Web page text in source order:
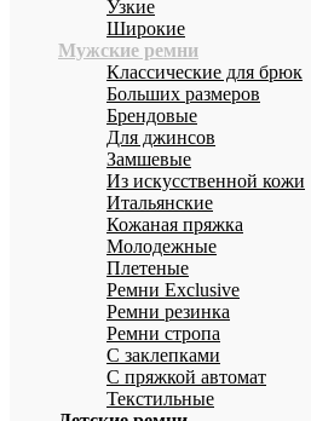
Узкие
Широкие
Мужские ремни
Классические для брюк
Больших размеров
Брендовые
Для джинсов
Замшевые
Из искусственной кожи
Итальянские
Кожаная пряжка
Молодежные
Плетеные
Ремни Exclusive
Ремни резинка
Ремни стропа
С заклепками
С пряжкой автомат
Текстильные